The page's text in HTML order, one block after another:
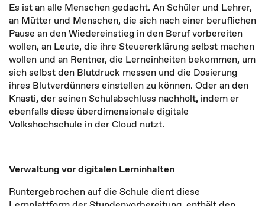
Es ist an alle Menschen gedacht. An Schüler und Lehrer,
an Mütter und Menschen, die sich nach einer beruflichen
Pause an den Wiedereinstieg in den Beruf vorbereiten
wollen, an Leute, die ihre Steuererklärung selbst machen
wollen und an Rentner, die Lerneinheiten bekommen, um
sich selbst den Blutdruck messen und die Dosierung
ihres Blutverdünners einstellen zu können. Oder an den
Knasti, der seinen Schulabschluss nachholt, indem er
ebenfalls diese überdimensionale digitale
Volkshochschule in der Cloud nutzt.
Verwaltung vor digitalen Lerninhalten
Runtergebrochen auf die Schule dient diese